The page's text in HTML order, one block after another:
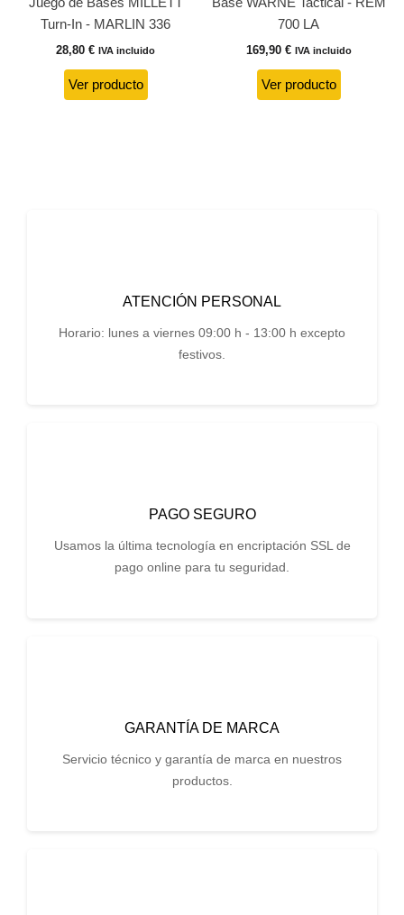
Juego de Bases MILLETT
Turn-In - MARLIN 336
28,80 € IVA incluido
Ver producto
Base WARNE Tactical - REM
700 LA
169,90 € IVA incluido
Ver producto
ATENCIÓN PERSONAL
Horario: lunes a viernes 09:00 h - 13:00 h excepto
festivos.
PAGO SEGURO
Usamos la última tecnología en encriptación SSL de
pago online para tu seguridad.
GARANTÍA DE MARCA
Servicio técnico y garantía de marca en nuestros
productos.